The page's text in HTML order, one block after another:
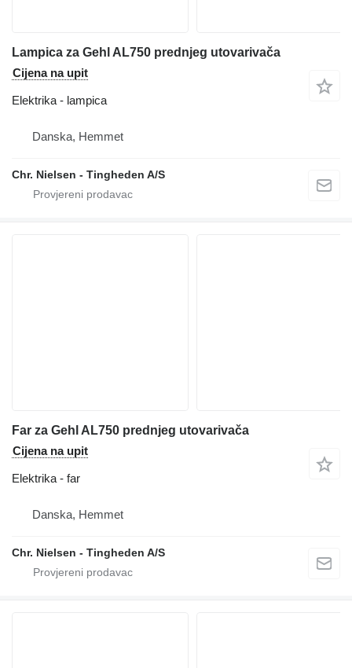
Lampica za Gehl AL750 prednjeg utovarivača
Cijena na upit
Elektrika - lampica
Danska, Hemmet
Chr. Nielsen - Tingheden A/S
Far za Gehl AL750 prednjeg utovarivača
Cijena na upit
Elektrika - far
Danska, Hemmet
Chr. Nielsen - Tingheden A/S